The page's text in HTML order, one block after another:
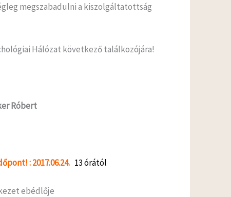
megszabadulni a kiszolgáltatottság
Hálózat következő találkozójára!
Róbert
: 2017.06.24. 13 órától
ebédlője